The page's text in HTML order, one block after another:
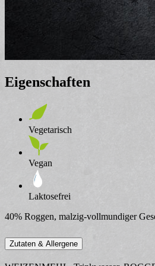
Eigenschaften
Vegetarisch
Vegan
Laktosefrei
40% Roggen, malzig-vollmundiger
Zutaten & Allergene